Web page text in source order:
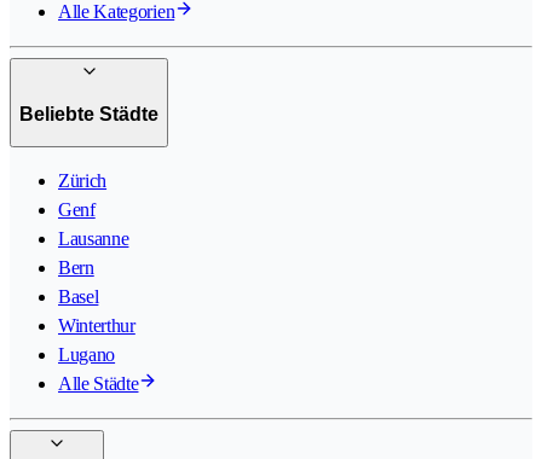
Alle Kategorien
Beliebte Städte
Zürich
Genf
Lausanne
Bern
Basel
Winterthur
Lugano
Alle Städte